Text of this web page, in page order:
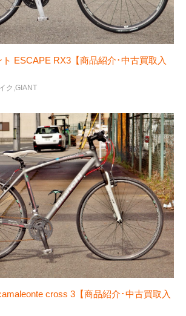
ESCAPE RX3【商品紹介･中古買取入
ク ,GIANT
cross 3【商品紹介･中古買取入